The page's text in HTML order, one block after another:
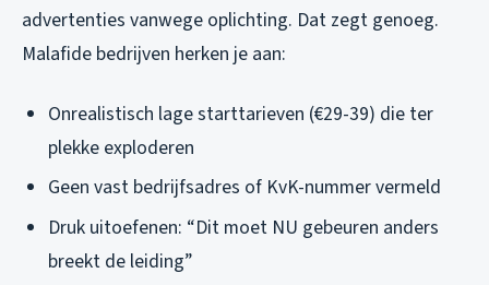
advertenties vanwege oplichting. Dat zegt genoeg.
Malafide bedrijven herken je aan:
Onrealistisch lage starttarieven (€29-39) die ter
plekke exploderen
Geen vast bedrijfsadres of KvK-nummer vermeld
Druk uitoefenen: “Dit moet NU gebeuren anders
breekt de leiding”